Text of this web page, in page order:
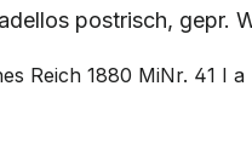
postrisch, gepr.